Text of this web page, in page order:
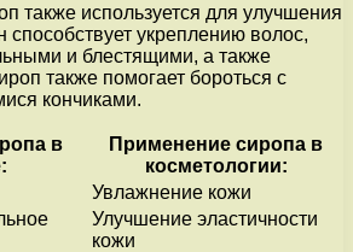
также используется для улучшения
способствует укреплению волос,
и блестящими, а также
также помогает бороться с
кончиками.
в
Применение сиропа в
косметологии:
Увлажнение кожи
Улучшение эластичности
кожи